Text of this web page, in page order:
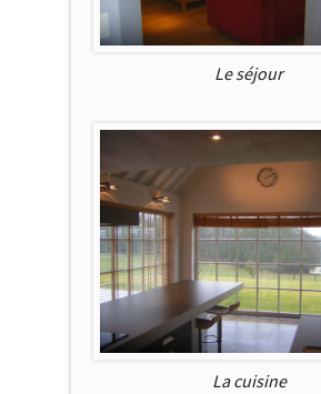
Le séjour
La cuisine